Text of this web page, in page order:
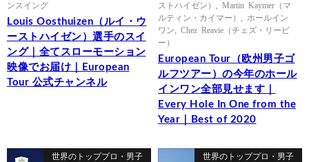
ンスイング
Louis Oosthuizen（ルイ・ウ
ーストハイゼン）選手のスイ
ング｜全てスローモーション
映像でお届け｜European
Tour 公式チャンネル
ストハイゼン）
Martin Kaymer（マ
ルティン・カイマー）
ホールイン
ワン
Chez Reavie（チェズ・リービ
ー）
European Tour（欧州男子ゴ
ルフツアー）の今年のホール
インワン全部見せます｜
Every Hole In One from the
Year｜Best of 2020
世界のトッププロ・男子 世界のトッププロ・男子